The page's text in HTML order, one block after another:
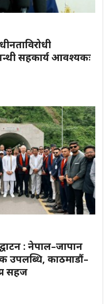
सहकार्य आवश्यकः
: नेपाल–जापान
उपलब्धि, काठमाडौं–
सहज